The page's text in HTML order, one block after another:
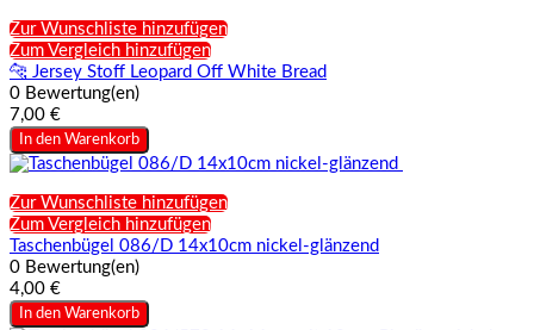
Zur Wunschliste hinzufügen
Zum Vergleich hinzufügen
🐆 Jersey Stoff Leopard Off White Bread
0 Bewertung(en)
7,00 €
In den Warenkorb
Zur Wunschliste hinzufügen
Zum Vergleich hinzufügen
Taschenbügel 086/D 14x10cm nickel-glänzend
0 Bewertung(en)
4,00 €
In den Warenkorb